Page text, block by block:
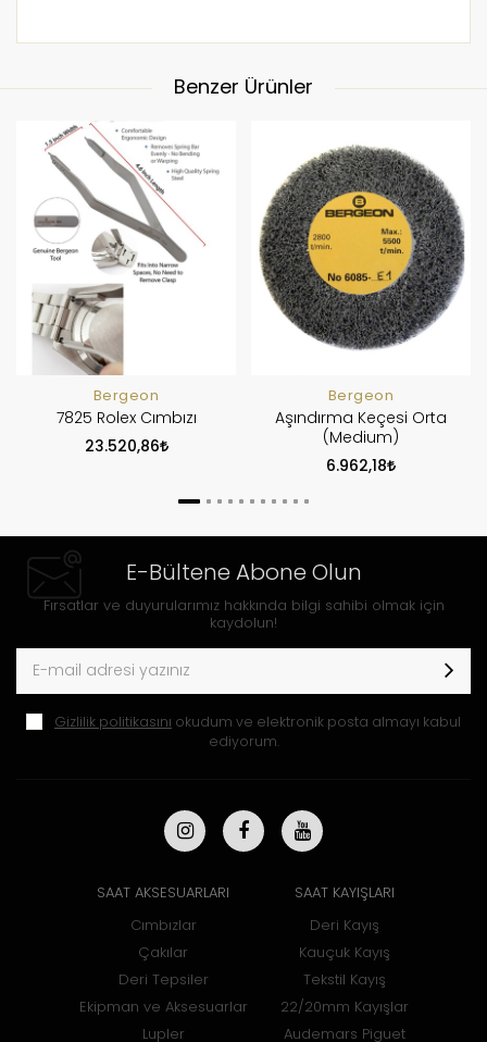
Benzer Ürünler
Bergeon
7825 Rolex Cımbızı
23.520,86
Bergeon
Aşındırma Keçesi Orta
(Medium)
6.962,18
E-Bültene Abone Olun
Fırsatlar ve duyurularımız hakkında bilgi sahibi olmak için
kaydolun!
Gizlilik politikasını okudum ve elektronik posta almayı kabul
ediyorum.
SAAT AKSESUARLARI
Cımbızlar
Çakılar
Deri Tepsiler
Ekipman ve Aksesuarlar
Lupler
SAAT KAYIŞLARI
Deri Kayış
Kauçuk Kayış
Tekstil Kayış
22/20mm Kayışlar
Audemars Piguet